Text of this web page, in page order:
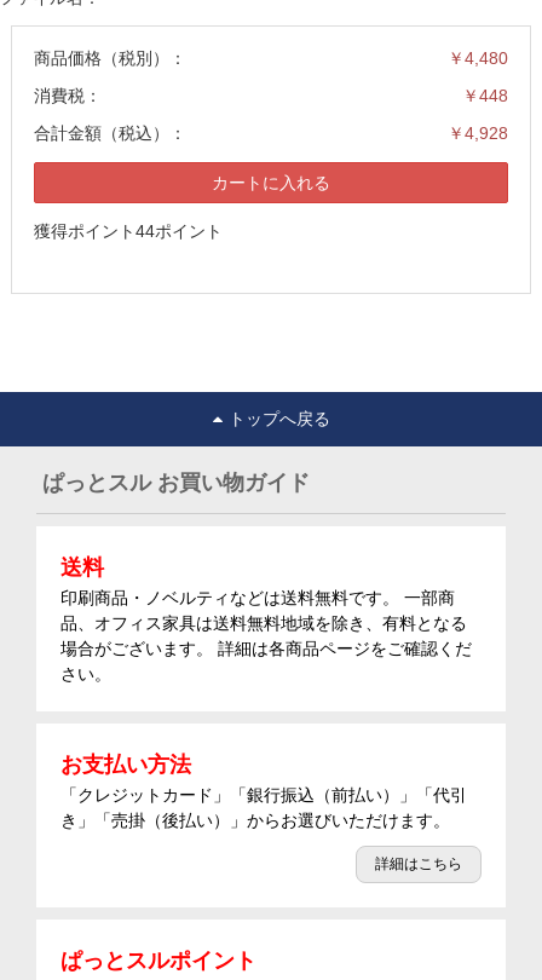
商品価格（税別）：
￥4,480
消費税：
￥448
合計金額（税込）：
￥4,928
カートに入れる
獲得ポイント44ポイント
トップへ戻る
ぱっとスル お買い物ガイド
送料
印刷商品・ノベルティなどは送料無料です。 一部商
品、オフィス家具は送料無料地域を除き、有料となる
場合がございます。 詳細は各商品ページをご確認くだ
さい。
お支払い方法
「クレジットカード」「銀行振込（前払い）」「代引
き」「売掛（後払い）」からお選びいただけます。
詳細はこちら
ぱっとスルポイント